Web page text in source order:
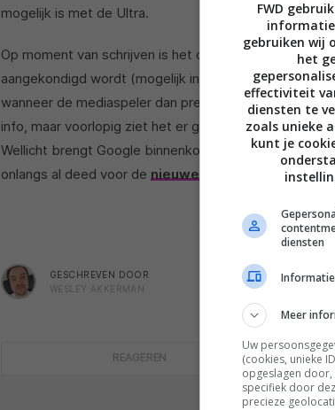
mogelijk is met de Ultra.
Op moment van schrijven is het ook nog niet duidelijk
aangekondigd wordt (mogelijk in oktober tijdens het
wanneer de mediaspeler dan precies te koop is. Het
info, maar voorlopig ziet het er goed uit voor de
Wellicht brengt Google binnenkort zelf al meer
onlangs al deed voor de nieuwe slimme speaker.
GESCHREVEN DOOR
WESLEY AKKERMAN
REAGEREN
FWD
informatie
gebruiken wij
het
effectiviteit
diensten te
zoals unieke
kunt je
diensten
Meer
Uw
(cookies, unieke
opgeslagen
specifiek door
precieze